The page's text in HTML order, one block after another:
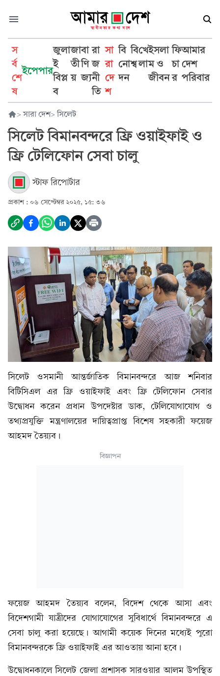
স
র্ব
শে
ষ
ইপেপার
জুলা
ই
বিপ্ল
ব
জা
তী
য়
বা
ণি
জ্য
রা
জ
নী
তি
সা
রা
দে
শ
বি
নো
দন
বি
শ্ব
খে
লা
ইসলা
ম ও
জীবন
ফি
চা
র
আমার
দেশ
পরিবার
> সারা দেশ> সিলেট
সিলেট বিমানবন্দরে ফ্রি ওয়াইফাই ও
ফ্রি টেলিফোন সেবা চালু
স্টাফ রিপোর্টার
প্রকাশ : ০৬ সেপ্টেম্বর ২০২৫, ১৫: ৩৬
সিলেট ওসমানী আন্তর্জাতিক বিমানবন্দরে আজ শনিবার
বিটিসিএল এর ফ্রি ওয়াইফাই এবং ফ্রি টেলিফোন সেবার
উদ্বোধন করেন প্রধান উপদেষ্টার ডাক, টেলিযোগাযোগ ও
তথ্যপ্রযুক্তি মন্ত্রণালয়ের দায়িত্বপ্রাপ্ত বিশেষ সহকারী ফয়েজ
আহমদ তৈয়্যব।
বিজ্ঞাপন
ফয়েজ আহমদ তৈয়্যব বলেন, বিদেশ থেকে আসা এবং
বিদেশগামী যাত্রীদের যোগাযোগের সুবিধার্থে বিমানবন্দরে এ
সেবা চালু করা হয়েছে। আগামী কয়েক দিনের মধ্যেই পুরো
বিমানবন্দরকে ফ্রি ওয়াইফাই এর আওতায় আনা হবে।
উদ্বোধনকালে সিলেট জেলা প্রশাসক সার‌ওয়ার আলম উপস্থিত